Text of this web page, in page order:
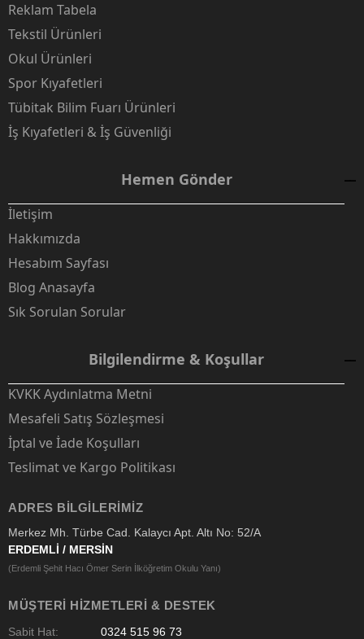
Reklam Tabela
Tekstil Ürünleri
Okul Ürünleri
Spor Kıyafetleri
Tübitak Bilim Fuarı Ürünleri
İş Kıyafetleri & İş Güvenliği
Hemen Gönder
İletişim
Hakkımızda
Hesabım Sayfası
Blog Anasayfa
Sık Sorulan Sorular
Bilgilendirme & Koşullar
KVKK Aydınlatma Metni
Mesafeli Satış Sözleşmesi
İptal ve İade Koşulları
Teslimat ve Kargo Politikası
ADRES BILGILERIMIZ
Merkez Mh. Türbe Cad. Kalaycı Apt. Altı No: 52/A
ERDEMLİ / MERSİN
(Erdemli Şehit Hacı Ömer Serin İlköğretim Okulu Yanı)
MÜŞTERI HIZMETLERI & DESTEK
Sabit Hat: 0324 515 96 73